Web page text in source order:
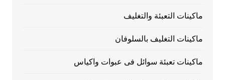
ماكينات التعبئة والتغليف
ماكينات التغليف بالسلوفان
ماكينات تعبئة سوائل فى عبوات واكياس